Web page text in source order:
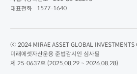
대표전화
1577-1640
ⓒ 2024 MIRAE ASSET GLOBAL INVESTMENTS
미래에셋자산운용 준법감시인 심사필
제 25-0637호 (2025.08.29 ~ 2026.08.28)